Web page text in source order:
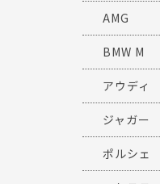
AMG
BMW M
アウディ
ジャガー
ポルシェ